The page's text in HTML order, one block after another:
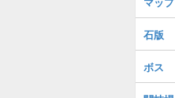
石版
ボス